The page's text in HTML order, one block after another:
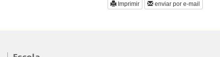
Imprimir enviar por e-mail